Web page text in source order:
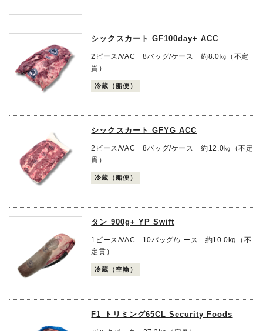
シックスカート GF100day+ ACC
2ピース/VAC 8バッグ/ケース 約8.0㎏（不定
貫）
冷蔵（船便）
シックスカート GFYG ACC
2ピース/VAC 8バッグ/ケース 約12.0㎏（不定
貫）
冷蔵（船便）
タン 900g+ YP Swift
1ピース/VAC 10バッグ/ケース 約10.0kg（不
定貫）
冷蔵（空輸）
F1 トリミング65CL Security Foods